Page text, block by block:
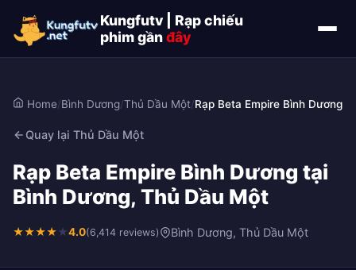
Kungfutv | Rạp chiếu
phim gầnđây
Home/Bình Dương/Thủ Dầu Một/Rạp Beta Empire Bình Dương
Quay lại Thủ Dầu Một
Rạp Beta Empire Bình Dương tại
Bình Dương, Thủ Dầu Một
★★★★★4.0(6,414 reviews) Bình Dương, Thủ Dầu Một